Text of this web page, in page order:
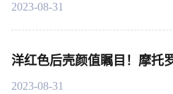
2023-08-31
洋红色后壳颜值瞩目！摩托
2023-08-31